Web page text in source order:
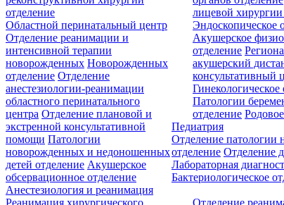
отделение
лицевой хирургии
Эндоскопическое
Областной перинатальный центр
Отделение реанимации и
интенсивной терапии
новорожденных Новорожденных
отделение Отделение
анестезиологии-реанимации
областного перинатального
центра Отделение плановой и
экстренной консультативной
помощи Патологии
новорожденных и недоношенных
детей отделение Акушерское
обсервационное отделение
Акушерское
отделение
акушерский
консультативный
Гинекологическое
Патологии
отделение
Педиатрия
Отделение патологии
отделение Отделение
Лабораторная
Бактериологическое
Анестезиология и реанимация
Реанимация хирургического
Отделение